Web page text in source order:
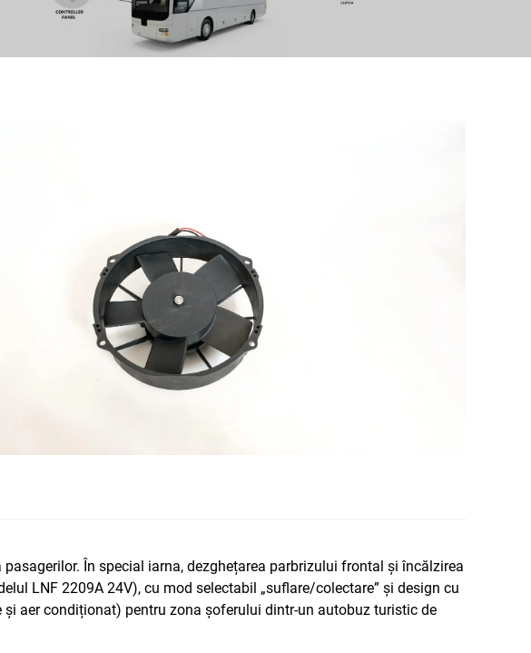
În special iarna, dezghețarea parbrizului frontal și încălzirea
LNF 2209A 24V), cu mod selectabil „suflare/colectare” și design cu
aer condiționat) pentru zona șoferului dintr-un autobuz turistic de